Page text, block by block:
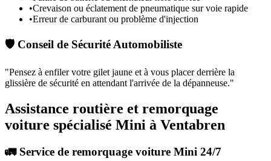
•Crevaison ou éclatement de pneumatique sur voie rapide
•Erreur de carburant ou problème d'injection
🛡️ Conseil de Sécurité Automobiliste
"Pensez à enfiler votre gilet jaune et à vous placer derrière la
glissière de sécurité en attendant l'arrivée de la dépanneuse."
Assistance routière et remorquage
voiture spécialisé Mini à Ventabren
🚛 Service de remorquage voiture Mini 24/7